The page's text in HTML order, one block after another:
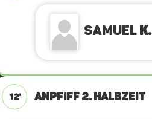
SamuelK.
12' ANPFIFF 2. Halbzeit